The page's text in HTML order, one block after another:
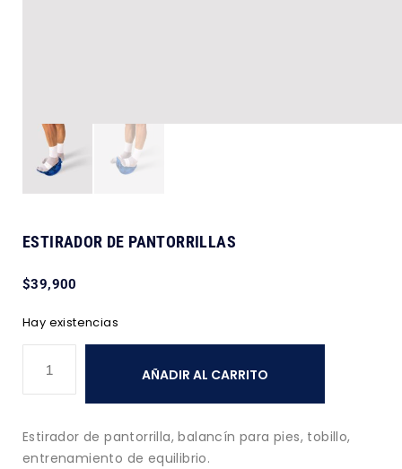
ESTIRADOR DE PANTORRILLAS
$39,900
Hay existencias
AÑADIR AL CARRITO
Estirador de pantorrilla, balancín para pies, tobillo,
entrenamiento de equilibrio.